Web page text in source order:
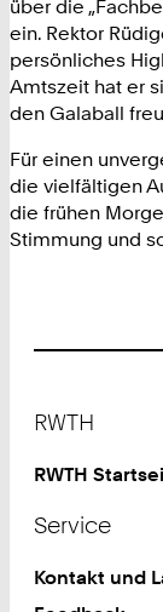
über die
ein. Rektor
persönliches
Amtszeit hat er
den Galaball
Für einen
die vielfältigen
die frühen
Stimmung und
RWTH
RWTH
Service
Kontakt und